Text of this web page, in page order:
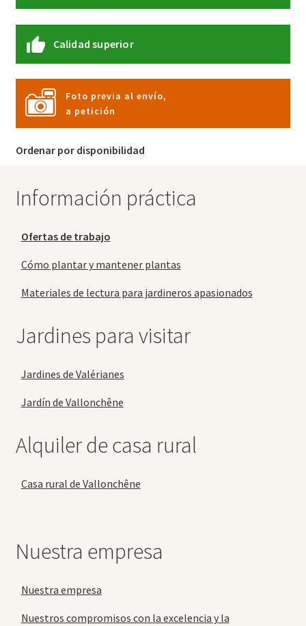
Calidad superior
Foto previa al envío,
a petición
Ordenar por disponibilidad
Información práctica
Ofertas de trabajo
Cómo plantar y mantener plantas
Materiales de lectura para jardineros apasionados
Jardines para visitar
Jardines de Valérianes
Jardín de Vallonchêne
Alquiler de casa rural
Casa rural de Vallonchêne
Nuestra empresa
Nuestra empresa
Nuestros compromisos con la excelencia y la